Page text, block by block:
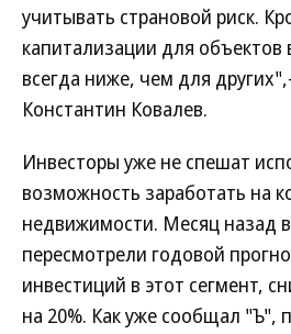
учитывать страновой риск.
капитализации для объектов
всегда ниже, чем для
Константин Ковалев.
Инвесторы уже не спешат
возможность заработать на
недвижимости. Месяц назад
пересмотрели годовой
инвестиций в этот сегмент,
на 20%. Как уже сообщал "Ъ",